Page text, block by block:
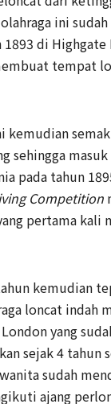
ini
1893 di Highgate
tempat
kemudian
sehingga
pada tahun
Competition
pertama kali
kemudian
loncat indah
yang
sejak 4 tahun
sudah
ajang